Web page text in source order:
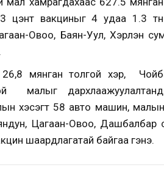
3 цэнт вакциныг 4 удаа 1.3
Овоо, Баян-Уул, Хэрлэн
мянган толгой үхэр,
малыг
хэсэгт 58 авто машин, малын
Цагаан-Овоо,
шаардлагатай байгаа гэнэ.